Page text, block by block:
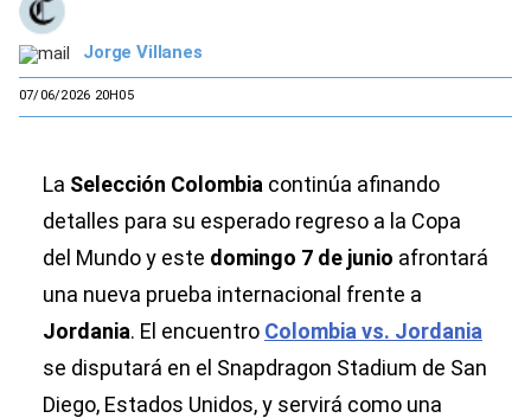
Jorge Villanes
07/06/2026 20H05
La Selección Colombia continúa afinando
detalles para su esperado regreso a la Copa
del Mundo y este domingo 7 de junio afrontará
una nueva prueba internacional frente a
Jordania. El encuentro Colombia vs. Jordania
se disputará en el Snapdragon Stadium de San
Diego, Estados Unidos, y servirá como una